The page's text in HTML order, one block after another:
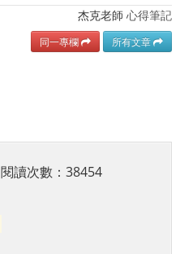
杰克老師 心得筆記
同一專欄 所有文章
閱讀次數：38454